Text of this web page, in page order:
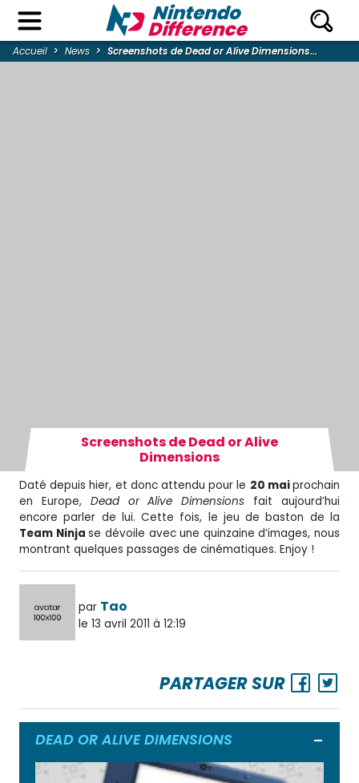
Accueil News Screenshots de Dead or Alive Dimensions...
Screenshots de Dead or Alive
Dimensions
Daté depuis hier, et donc attendu pour le 20 maiprochain
en Europe, Dead or Alive Dimensions fait aujourd’hui
encore parler de lui. Cette fois, le jeu de baston de la
Team Ninjase dévoile avec une quinzaine d’images, nous
montrant quelques passages de cinématiques. Enjoy !
par Tao
le 13 avril 2011 à 12:19
PARTAGER SUR
DEAD OR ALIVE DIMENSIONS